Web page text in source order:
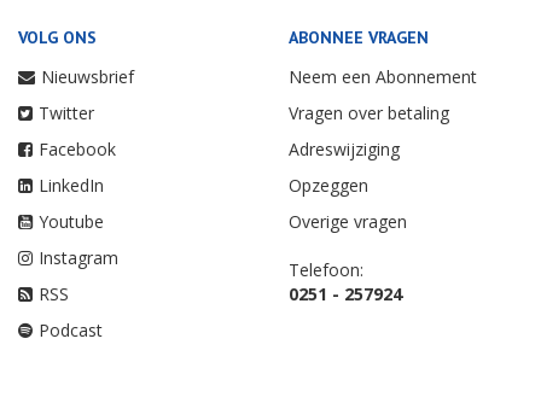
VOLG ONS
Nieuwsbrief
Twitter
Facebook
LinkedIn
Youtube
Instagram
RSS
Podcast
ABONNEE VRAGEN
Neem een Abonnement
Vragen over betaling
Adreswijziging
Opzeggen
Overige vragen
Telefoon:
0251 - 257924